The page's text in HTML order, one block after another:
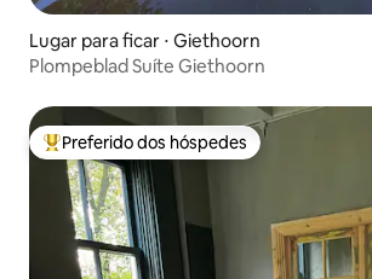
Lugar para ficar ⋅ Giethoorn
Plompeblad Suíte Giethoorn
Entre os melhores preferidos dos hóspedes
Preferido dos hóspedes